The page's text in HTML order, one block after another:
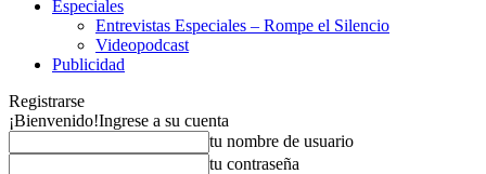
Especiales
Entrevistas Especiales – Rompe el Silencio
Videopodcast
Publicidad
Registrarse
¡Bienvenido!Ingrese a su cuenta
tu nombre de usuario
tu contraseña